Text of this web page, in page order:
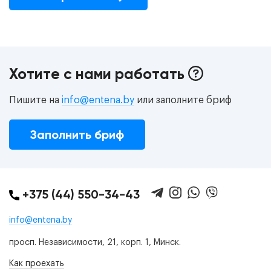
Хотите с нами работать
Пишите на info@entena.by или заполните бриф
Заполнить бриф
+375 (44) 550-34-43
info@entena.by
просп. Независимости, 21, корп. 1, Минск.
Как проехать